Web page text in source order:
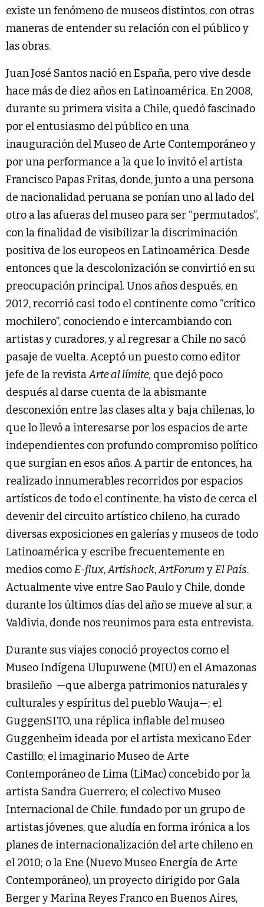
existe un fenómeno de museos distintos, con otras
maneras de entender su relación con el público y
las obras.
Juan José Santos nació en España, pero vive desde
hace más de diez años en Latinoamérica. En 2008,
durante su primera visita a Chile, quedó fascinado
por el entusiasmo del público en una
inauguración del Museo de Arte Contemporáneo y
por una performance a la que lo invitó el artista
Francisco Papas Fritas, donde, junto a una persona
de nacionalidad peruana se ponían uno al lado del
otro a las afueras del museo para ser “permutados”,
con la finalidad de visibilizar la discriminación
positiva de los europeos en Latinoamérica. Desde
entonces que la descolonización se convirtió en su
preocupación principal. Unos años después, en
2012, recorrió casi todo el continente como “crítico
mochilero”, conociendo e intercambiando con
artistas y curadores, y al regresar a Chile no sacó
pasaje de vuelta. Aceptó un puesto como editor
jefe de la revistaArte al límite, que dejó poco
después al darse cuenta de la abismante
desconexión entre las clases alta y baja chilenas, lo
que lo llevó a interesarse por los espacios de arte
independientes con profundo compromiso político
que surgían en esos años. A partir de entonces, ha
realizado innumerables recorridos por espacios
artísticos de todo el continente, ha visto de cerca el
devenir del circuito artístico chileno, ha curado
diversas exposiciones en galerías y museos de todo
Latinoamérica y escribe frecuentemente en
medios comoE-flux,Artishock,ArtForumyEl País.
Actualmente vive entre Sao Paulo y Chile, donde
durante los últimos días del año se mueve al sur, a
Valdivia, donde nos reunimos para esta entrevista.
Durante sus viajes conoció proyectos como el
Museo Indígena Ulupuwene (MIU) en el Amazonas
brasileño —que alberga patrimonios naturales y
culturales y espíritus del pueblo Wauja—; el
GuggenSITO, una réplica inflable del museo
Guggenheim ideada por el artista mexicano Eder
Castillo; el imaginario Museo de Arte
Contemporáneo de Lima (LiMac) concebido por la
artista Sandra Guerrero; el colectivo Museo
Internacional de Chile, fundado por un grupo de
artistas jóvenes, que aludía en forma irónica a los
planes de internacionalización del arte chileno en
el 2010; o la Ene (Nuevo Museo Energía de Arte
Contemporáneo), un proyecto dirigido por Gala
Berger y Marina Reyes Franco en Buenos Aires,